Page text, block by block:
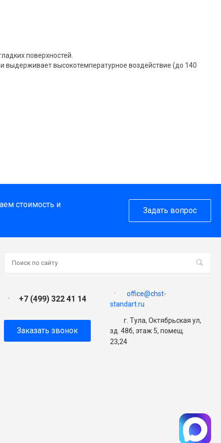
поверхностей.
выдерживает высокотемпературное воздействие (до 140
стоимость и
Задать вопрос
+7 (499) 322 41 14
office@chst-
standart.ru
Заказать звонок
г. Тула, Октябрьская ул,
зд. 48б, этаж 5, помещ.
23,24